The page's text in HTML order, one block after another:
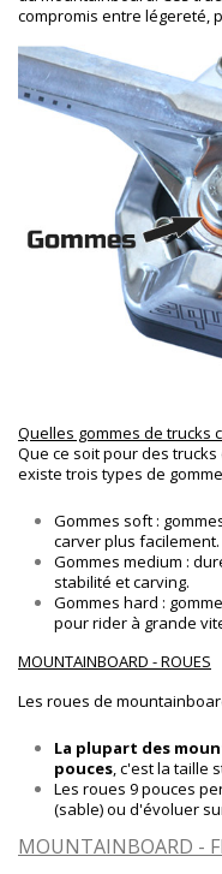
compromis entre légereté,
Quelles gommes de trucks
Que ce soit pour des
existe trois types de
Gommes soft :
carver plus facilement.
Gommes medium :
stabilité et carving.
Gommes hard :
pour rider à grande
MOUNTAINBOARD - ROUES
Les roues de
La plupart des
pouces, c'est la taille
Les roues 9 pouces
(sable) ou d'évoluer
MOUNTAINBOARD -